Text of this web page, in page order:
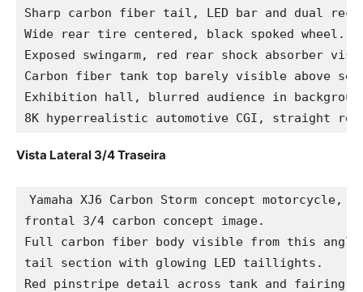
Sharp carbon fiber tail, LED bar and dual
Wide rear tire centered, black spoked wheel.
Exposed swingarm, red rear shock absorber
Carbon fiber tank top barely visible above
Exhibition hall, blurred audience in
8K hyperrealistic automotive CGI, straight
Vista Lateral 3/4 Traseira
Yamaha XJ6 Carbon Storm concept
frontal 3/4 carbon concept image.
Full carbon fiber body visible from this
tail section with glowing LED taillights.
Red pinstripe detail across tank and fairing